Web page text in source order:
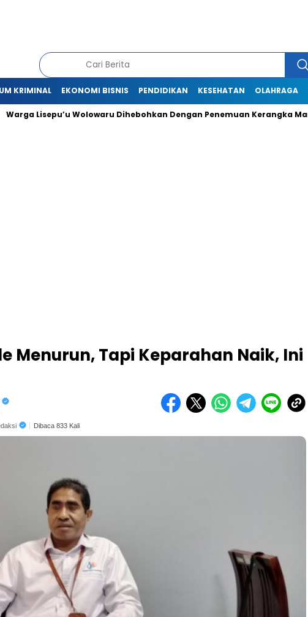
KRIMINAL EKONOMI BISNIS PENDIDIKAN KESEHATAN OLAHRAGA
Lisepu’u Wolowaru Dihebohkan Dengan Penemuan Kerangka Manusia
Menurun, Tapi Keparahan Naik, Ini
Dibaca 833 Kali